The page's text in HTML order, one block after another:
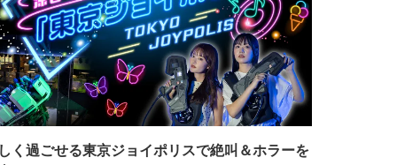
く過ごせる東京ジョイポリスで絶叫＆ホラーを